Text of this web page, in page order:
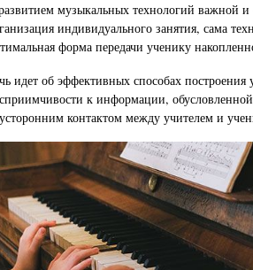
музыкальных технологий важной и
индивидуального занятия, сама
форма передачи ученику
идет об эффективных способах
к информации,
контактом между учителем и